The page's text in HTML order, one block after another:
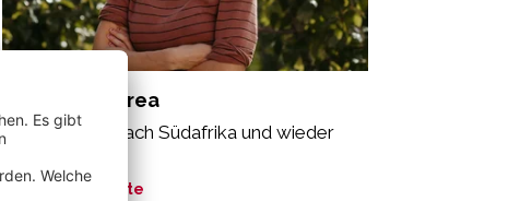
Erlacher Andrea
„Von Südtirol nach Südafrika und wieder
Meine Geschichte